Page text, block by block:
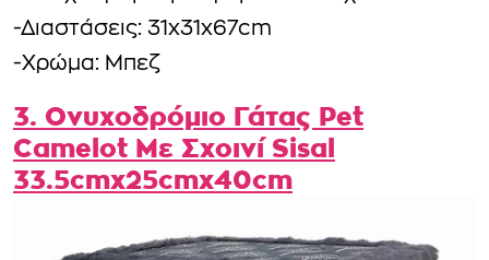
-Διαστάσεις: 31x31x67cm
-Χρώμα: Μπεζ
3. Ονυχοδρόμιο Γάτας Pet
Camelot Με Σχοινί Sisal
33.5cmx25cmx40cm